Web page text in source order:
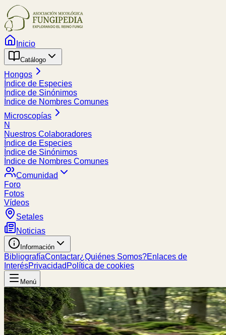
Inicio
Catálogo
Hongos
Índice de Especies
Índice de Sinónimos
Índice de Nombres Comunes
Microscopías
N
Nuestros Colaboradores
Índice de Especies
Índice de Sinónimos
Índice de Nombres Comunes
Comunidad
Foro
Fotos
Vídeos
Setales
Noticias
Información
BibliografíaContactar¿Quiénes Somos?Enlaces de
InterésPrivacidad Política de cookies
Menú